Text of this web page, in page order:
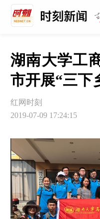
湖南大学工
市开展“三下
红网时刻
2019-07-09 17:24:15